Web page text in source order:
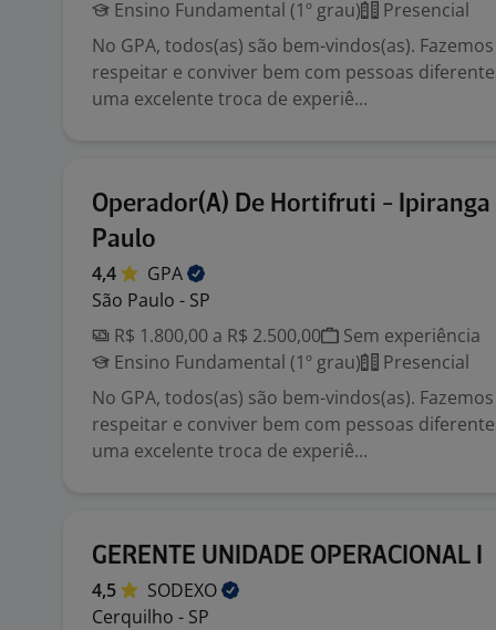
Ensino Fundamental (1º grau)
Presencial
No GPA, todos(as) são bem-vindos(as).
respeitar e conviver bem com pessoas
uma excelente troca de experiê...
Operador(A) De Hortifruti - Ipiranga
Paulo
4,4
GPA
São Paulo - SP
R$ 1.800,00 a R$ 2.500,00
Sem experiência
Ensino Fundamental (1º grau)
Presencial
No GPA, todos(as) são bem-vindos(as).
respeitar e conviver bem com pessoas
uma excelente troca de experiê...
GERENTE UNIDADE OPERACIONAL I
4,5
SODEXO
Cerquilho - SP